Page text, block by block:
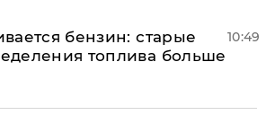
бензин: старые
топлива больше
10:49